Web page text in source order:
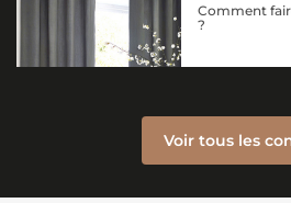
Comment
?
Voir tous les